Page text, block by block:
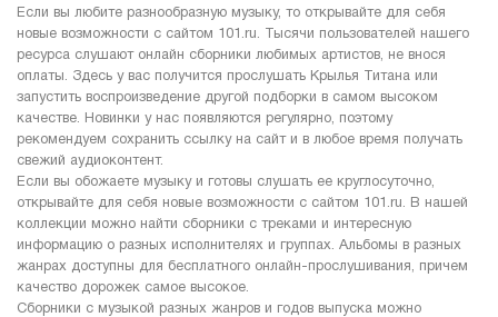
Если вы любите разнообразную музыку, то открывайте для себя
новые возможности с сайтом 101.ru. Тысячи пользователей нашего
ресурса слушают онлайн сборники любимых артистов, не внося
оплаты. Здесь у вас получится прослушать Крылья Титана или
запустить воспроизведение другой подборки в самом высоком
качестве. Новинки у нас появляются регулярно, поэтому
рекомендуем сохранить ссылку на сайт и в любое время получать
свежий аудиоконтент.
Если вы обожаете музыку и готовы слушать ее круглосуточно,
открывайте для себя новые возможности с сайтом 101.ru. В нашей
коллекции можно найти сборники с треками и интересную
информацию о разных исполнителях и группах. Альбомы в разных
жанрах доступны для бесплатного онлайн-прослушивания, причем
качество дорожек самое высокое.
Сборники с музыкой разных жанров и годов выпуска можно